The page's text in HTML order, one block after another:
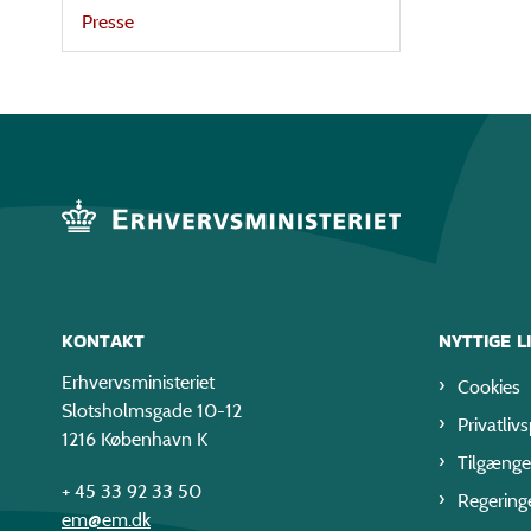
Presse
KONTAKT
Erhvervsministeriet
Slotsholmsgade 10-12
1216 København K
+ 45 33 92 33 50
em@em.dk
NYTTIGE
Cookies